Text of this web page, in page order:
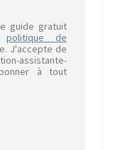
guide gratuit
politique de
J'accepte de
assistante-
à tout